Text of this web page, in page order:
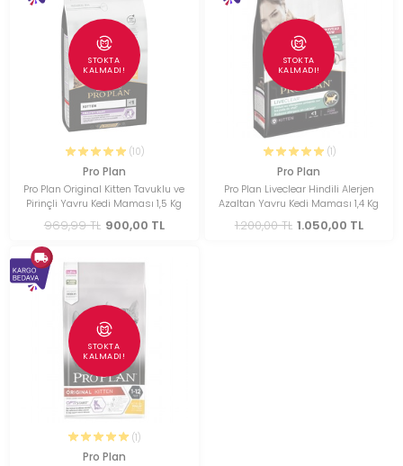
STOKTA
KALMADI!
(10)
Pro Plan
Pro Plan Original Kitten Tavuklu ve
Pirinçli Yavru Kedi Maması 1,5 Kg
969,99 TL 900,00 TL
STOKTA
KALMADI!
(1)
Pro Plan
Pro Plan Liveclear Hindili Alerjen
Azaltan Yavru Kedi Maması 1,4 Kg
1.200,00 TL 1.050,00 TL
STOKTA
KALMADI!
(1)
Pro Plan